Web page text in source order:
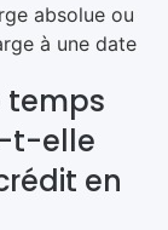
absolue ou
à une date
temps
t-elle
en